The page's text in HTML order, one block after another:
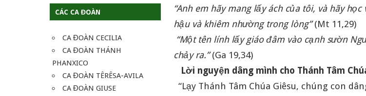
CÁC CA ĐOÀN
CA ĐOÀN CECILIA
CA ĐOÀN THÁNH
PHANXICO
CA ĐOÀN TÊRÊSA-AVILA
CA ĐOÀN GIUSE
“Anh em hãy mang lấy ách của tôi, và hãy
hậu và khiêm nhường trong lòng”(Mt 11,29)
“Một tên lính lấy giáo đâm vào cạnh sườn
chảy ra.”(Ga 19,34)
Lời nguyện dâng mình cho Thánh Tâm
“Lạy Thánh Tâm Chúa Giêsu, chúng con